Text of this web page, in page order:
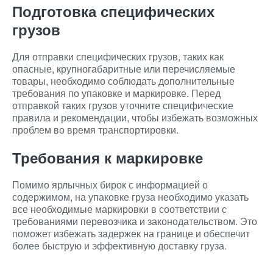
Подготовка специфических
грузов
Для отправки специфических грузов, таких как
опасные, крупногабаритные или перечисляемые
товары, необходимо соблюдать дополнительные
требования по упаковке и маркировке. Перед
отправкой таких грузов уточните специфические
правила и рекомендации, чтобы избежать возможных
проблем во время транспортировки.
Требования к маркировке
Помимо ярлычных бирок с информацией о
содержимом, на упаковке груза необходимо указать
все необходимые маркировки в соответствии с
требованиями перевозчика и законодательством. Это
поможет избежать задержек на границе и обеспечит
более быструю и эффективную доставку груза.